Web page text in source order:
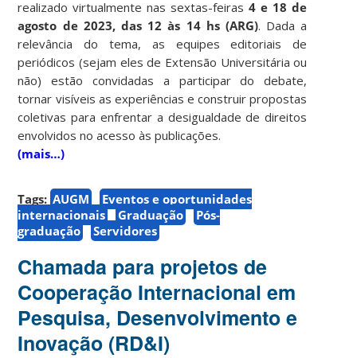
realizado virtualmente nas sextas-feiras4 e 18 de
agosto de 2023, das 12 às 14 hs (ARG). Dada a
relevância do tema, as equipes editoriais de
periódicos (sejam eles de Extensão Universitária ou
não) estão convidadas a participar do debate,
tornar visíveis as experiências e construir propostas
coletivas para enfrentar a desigualdade de direitos
envolvidos no acesso às publicações.
(mais…)
Tags: AUGM
Eventos e oportunidades
internacionais
Graduação
Pós-
graduação
Servidores
Chamada para projetos de
Cooperação Internacional em
Pesquisa, Desenvolvimento e
Inovação (RD&I)